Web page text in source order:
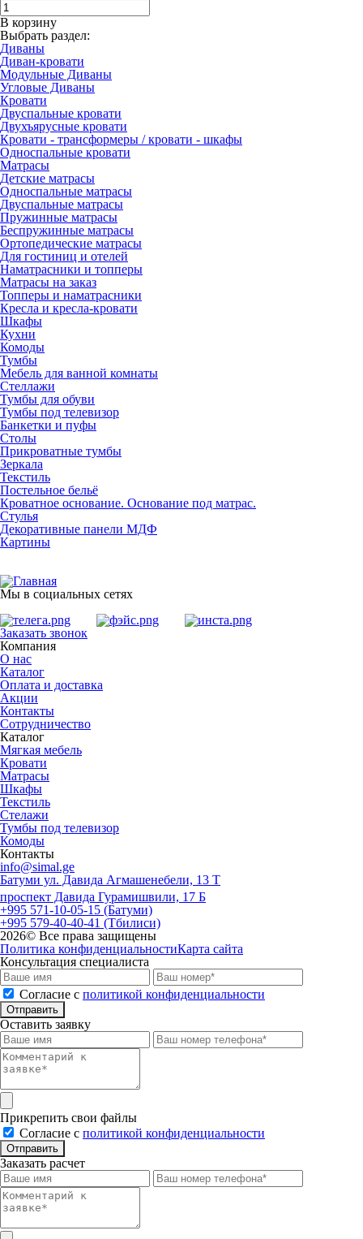
В корзину
Выбрать раздел:
Диваны
Диван-кровати
Модульные Диваны
Угловые Диваны
Кровати
Двуспальные кровати
Двухъярусные кровати
Кровати - трансформеры / кровати - шкафы
Односпальные кровати
Матрасы
Детские матрасы
Односпальные матрасы
Двуспальные матрасы
Пружинные матрасы
Беспружинные матрасы
Ортопедические матрасы
Для гостиниц и отелей
Наматрасники и топперы
Матрасы на заказ
Топперы и наматрасники
Кресла и кресла-кровати
Шкафы
Кухни
Комоды
Тумбы
Мебель для ванной комнаты
Стеллажи
Тумбы для обуви
Тумбы под телевизор
Банкетки и пуфы
Столы
Прикроватные тумбы
Зеркала
Текстиль
Постельное бельё
Кроватное основание. Основание под матрас.
Стулья
Декоративные панели МДФ
Картины
Мы в социальных сетях
Заказать звонок
Компания
О нас
Каталог
Оплата и доставка
Акции
Контакты
Сотрудничество
Каталог
Мягкая мебель
Кровати
Матрасы
Шкафы
Текстиль
Стелажи
Тумбы под телевизор
Комоды
Контакты
info@simal.ge
Батуми ул. Давида Агмашенебели, 13 Т
проспект Давида Гурамишвили, 17 Б
+995 571-10-05-15 (Батуми)
+995 579-40-40-41 (Тбилиси)
2026© Все права защищены
Политика конфиденциальностиКарта сайта
Консультация специалиста
Cогласие с политикой конфиденциальности
Отправить
Оставить заявку
Прикрепить свои файлы
Cогласие с политикой конфиденциальности
Отправить
Заказать расчет